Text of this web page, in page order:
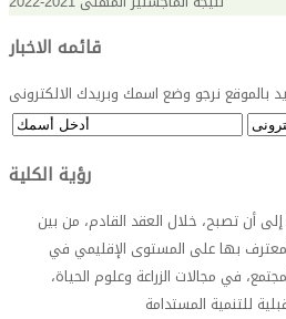
قائمه الاخبار
بالموقع نرجو وضع اسمك وبريدك الالكترونى
رؤية الكلية
أن تصبح، خلال العقد القادم، من بين
بها على المستوى الإقليمي في
في مجالات الزراعة وعلوم الحياة،
للتنمية المستدامة